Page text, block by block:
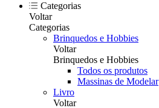
Categorias
Voltar
Categorias
Brinquedos e Hobbies
Voltar
Brinquedos e Hobbies
Todos os produtos
Massinas de Modelar
Livro
Voltar